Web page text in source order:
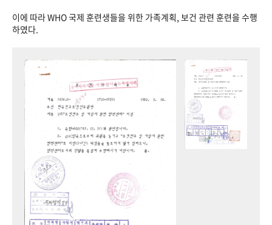
이에 따라 WHO 국제 훈련생들을 위한 가족계획, 보건 관련 훈련을 수행
하였다.